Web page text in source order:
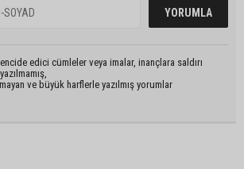
edici cümleler veya imalar, inançlara saldırı
ve büyük harflerle yazılmış yorumlar